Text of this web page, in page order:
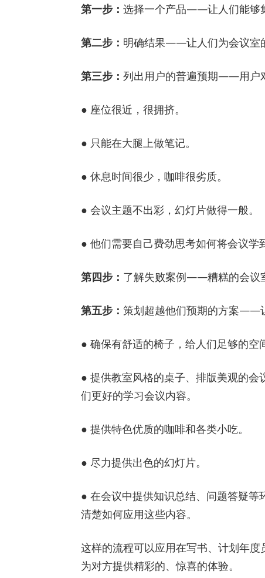
第一步： 选择一个产品——让人们能够
第二步： 明确结果——让人们为会议室
第三步： 列出用户的普遍预期——用户
● 座位很近，很拥挤。
● 只能在大腿上做笔记。
● 休息时间很少，咖啡很劣质。
● 会议主题不出彩，幻灯片做得一般。
● 他们需要自己费劲思考如何将会议学
第四步： 了解失败案例——糟糕的会议
第五步： 策划超越他们预期的方案——
● 确保有舒适的椅子，给人们足够的空
● 提供教室风格的桌子、排版美观的
们更好的学习会议内容。
● 提供特色优质的咖啡和各类小吃。
● 尽力提供出色的幻灯片。
● 在会议中提供知识总结、问题答疑
清楚如何应用这些内容。
这样的流程可以应用在写书、计划年
为对方提供精彩的、惊喜的体验。